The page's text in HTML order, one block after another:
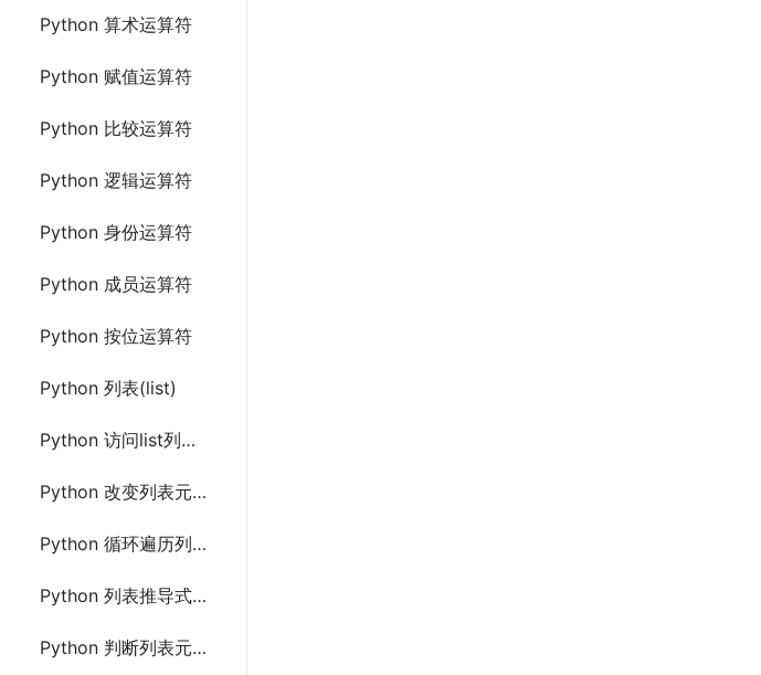
Python 算术运算符
Python 赋值运算符
Python 比较运算符
Python 逻辑运算符
Python 身份运算符
Python 成员运算符
Python 按位运算符
Python 列表(list)
Python 访问list列表元素
Python 改变列表元素的值
Python 循环遍历列表(list)
Python 列表推导式(解析式)
Python 判断列表元素是否存在